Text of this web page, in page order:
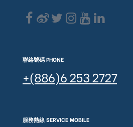
聯絡號碼 PHONE
+(886)6 253 2727
服務熱線 SERVICE MOBILE